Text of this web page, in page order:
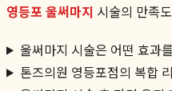
영등포 울써마지 시술의 만족
울써마지 시술은 어떤 효과
톤즈의원 영등포점의 복합